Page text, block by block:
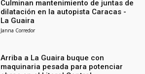
Culminan mantenimiento de juntas de
dilatación en la autopista Caracas -
La Guaira
Janna Corredor
Arriba a La Guaira buque con
maquinaria pesada para potenciar